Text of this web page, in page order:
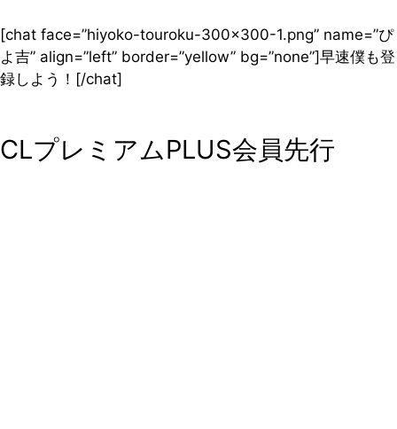
[chat face=”hiyoko-touroku-300×300-1.png” name=”ぴ
よ吉” align=”left” border=”yellow” bg=”none”]早速僕も登
録しよう！[/chat]
CLプレミアムPLUS会員先行